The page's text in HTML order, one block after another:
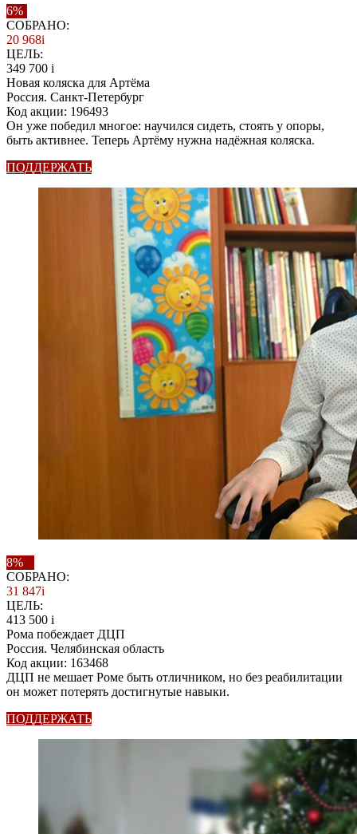
6%
СОБРАНО:
20 968i
ЦЕЛЬ:
349 700 i
Новая коляска для Артёма
Россия. Санкт-Петербург
Код акции: 196493
Он уже победил многое: научился сидеть, стоять у опоры,
быть активнее. Теперь Артёму нужна надёжная коляска.
ПОДДЕРЖАТЬ
8%
СОБРАНО:
31 847i
ЦЕЛЬ:
413 500 i
Рома побеждает ДЦП
Россия. Челябинская область
Код акции: 163468
ДЦП не мешает Роме быть отличником, но без реабилитации
он может потерять достигнутые навыки.
ПОДДЕРЖАТЬ